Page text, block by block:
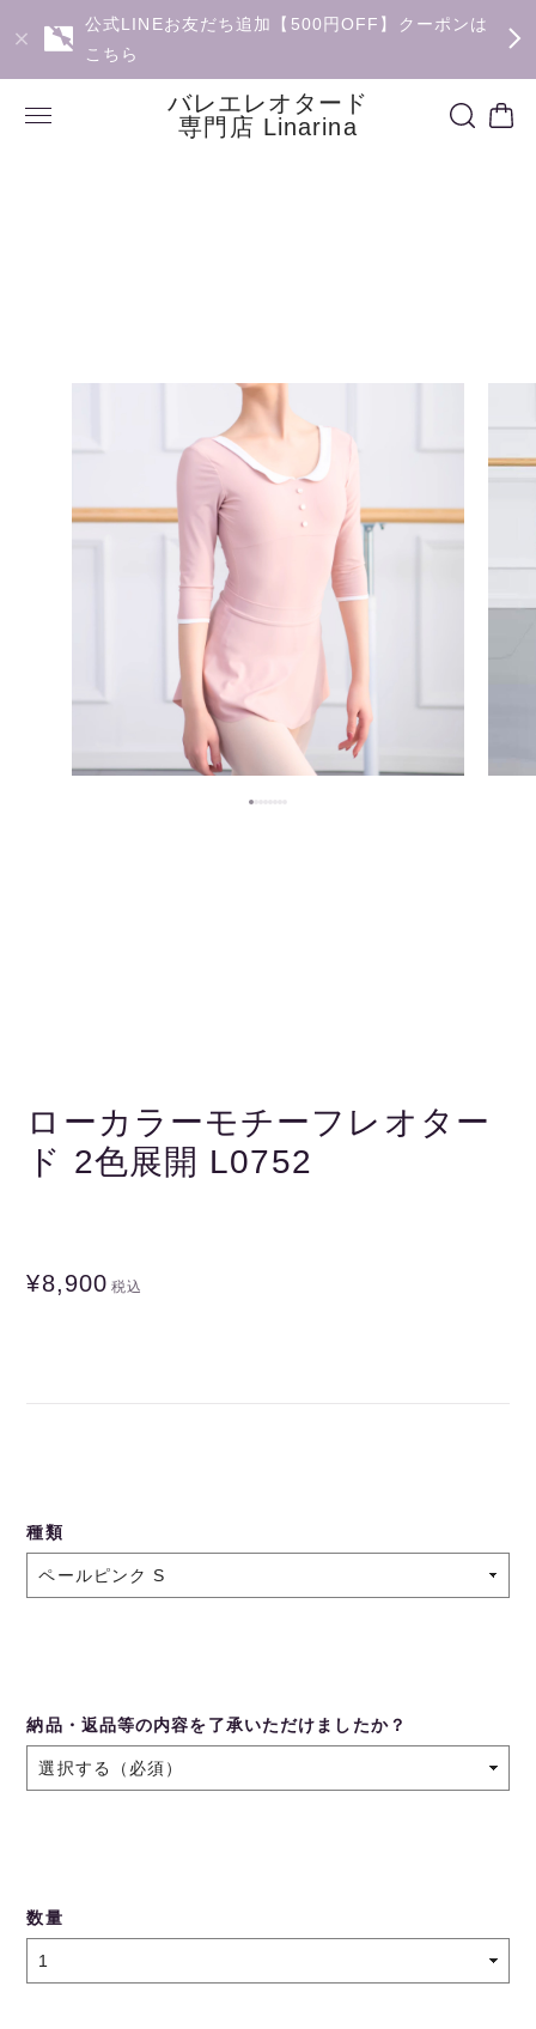
公式LINEお友だち追加【500円OFF】クーポンは
こちら
バレエレオタード
専門店 Linarina
ローカラーモチーフレオター
ド 2色展開 L0752
¥8,900 税込
種類
納品・返品等の内容を了承いただけましたか？
数量